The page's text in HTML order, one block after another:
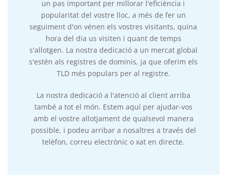
un pas important per millorar l'eficiència i
popularitat del vostre lloc, a més de fer un
seguiment d'on vénen els vostres visitants, quina
hora del dia us visiten i quant de temps
s'allotgen. La nostra dedicació a un mercat global
s'estén als registres de dominis, ja que oferim els
TLD més populars per al registre.
La nostra dedicació a l'atenció al client arriba
també a tot el món. Estem aquí per ajudar-vos
amb el vostre allotjament de qualsevol manera
possible, i podeu arribar a nosaltres a través del
telèfon, correu electrònic o xat en directe.